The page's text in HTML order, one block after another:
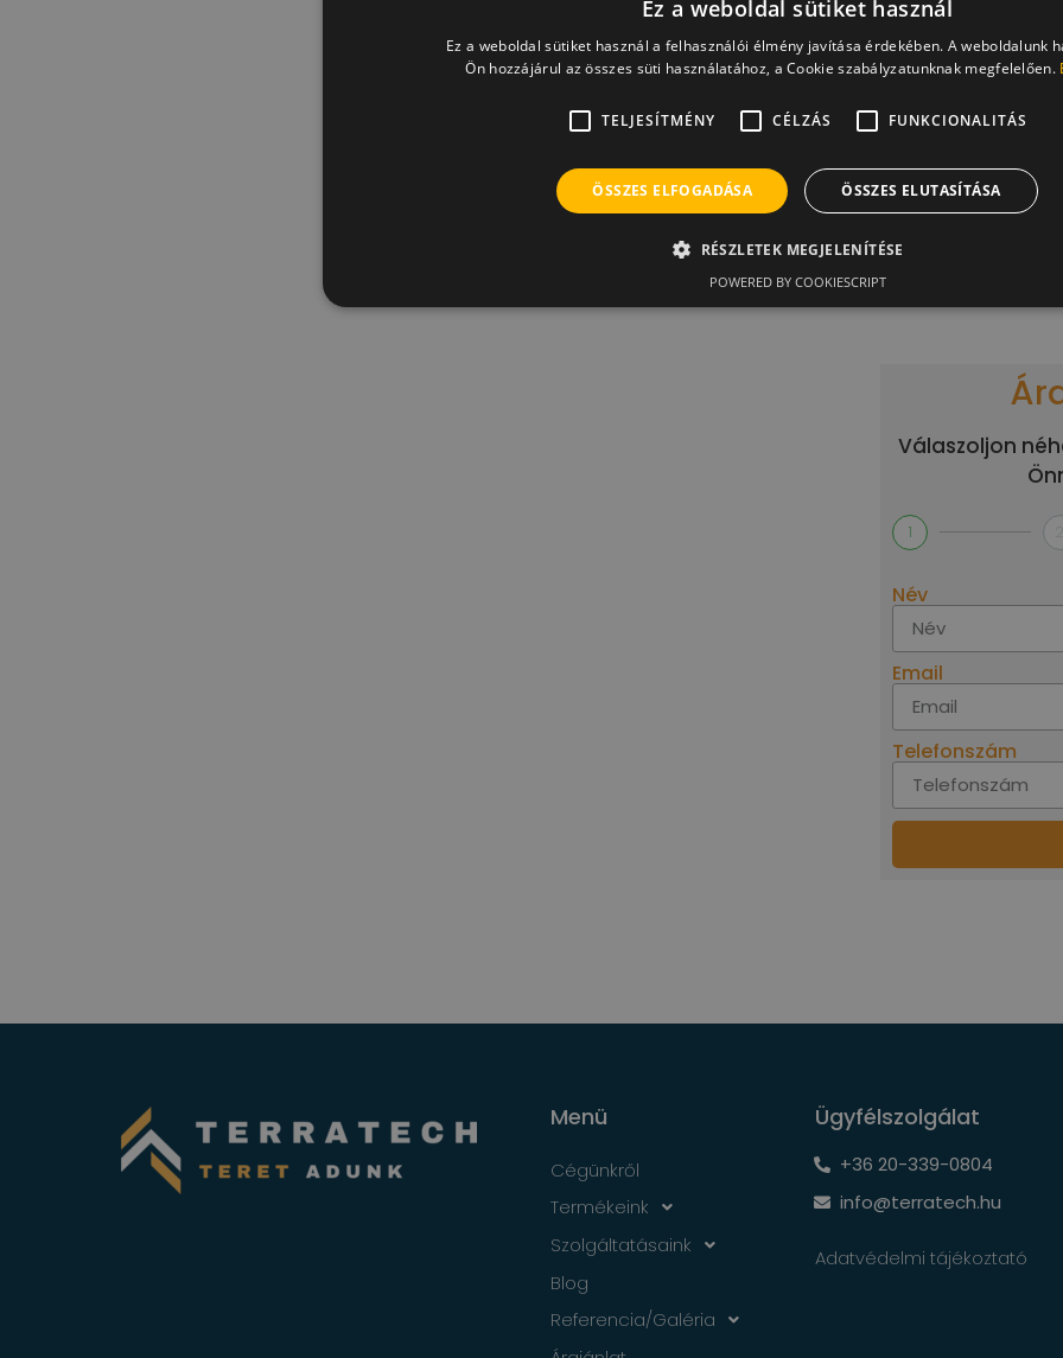
Akár falhoz, akár
Természeten ez
követelményének
garanciát vállalunk.
Válaszoljon
1
Név
Email
Telefonszám
Menü
Cégünkről
Termékeink
Szolgáltatásaink
Blog
Referencia/Galéria
Ügyfélszolgálat
+36 20-339-0804
info@terratech.hu
Adatvédelmi tájékoztató
Ez a weboldal sütiket használ
Ez a weboldal sütiket használ a felhasználói élmény javítása érdekében. A weboldalunk
Ön hozzájárul az összes süti használatához, a Cookie szabályzatunknak megfelelően.
TELJESÍTMÉNY CÉLZÁS FUNKCIONALITÁS
ÖSSZES ELFOGADÁSA ÖSSZES ELUTASÍTÁSA
RÉSZLETEK MEGJELENÍTÉSE
POWERED BY COOKIESCRIPT